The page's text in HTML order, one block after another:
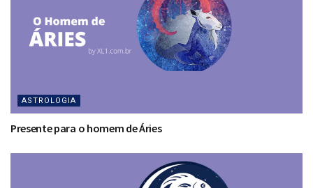
ASTROLOGIA
Presente para o homem de Áries